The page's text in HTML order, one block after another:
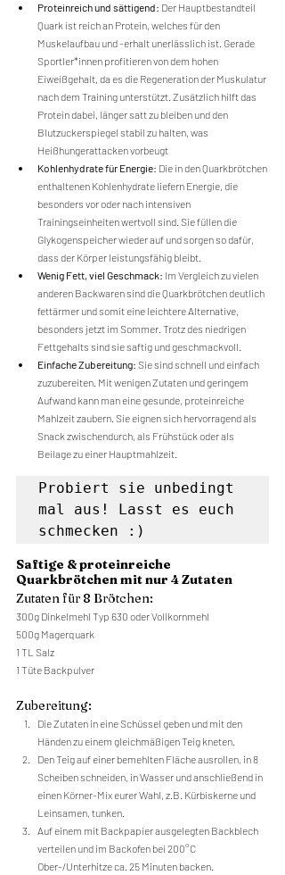
Proteinreich und sättigend: Der Hauptbestandteil
Quark ist reich an Protein, welches für den
Muskelaufbau und -erhalt unerlässlich ist. Gerade
Sportler*innen profitieren von dem hohen
Eiweißgehalt, da es die Regeneration der Muskulatur
nach dem Training unterstützt. Zusätzlich hilft das
Protein dabei, länger satt zu bleiben und den
Blutzuckerspiegel stabil zu halten, was
Heißhungerattacken vorbeugt
Kohlenhydrate für Energie: Die in den Quarkbrötchen
enthaltenen Kohlenhydrate liefern Energie, die
besonders vor oder nach intensiven
Trainingseinheiten wertvoll sind. Sie füllen die
Glykogenspeicher wieder auf und sorgen so dafür,
dass der Körper leistungsfähig bleibt.
Wenig Fett, viel Geschmack: Im Vergleich zu vielen
anderen Backwaren sind die Quarkbrötchen deutlich
fettärmer und somit eine leichtere Alternative,
besonders jetzt im Sommer. Trotz des niedrigen
Fettgehalts sind sie saftig und geschmackvoll.
Einfache Zubereitung: Sie sind schnell und einfach
zuzubereiten. Mit wenigen Zutaten und geringem
Aufwand kann man eine gesunde, proteinreiche
Mahlzeit zaubern. Sie eignen sich hervorragend als
Snack zwischendurch, als Frühstück oder als
Beilage zu einer Hauptmahlzeit.
Probiert sie unbedingt
mal aus! Lasst es euch
schmecken :)
Saftige & proteinreiche
Quarkbrötchen mit nur 4 Zutaten
Zutaten für 8 Brötchen:
300g Dinkelmehl Typ 630 oder Vollkornmehl
500g Magerquark
1 TL Salz
1 Tüte Backpulver
Zubereitung:
Die Zutaten in eine Schüssel geben und mit den
Händen zu einem gleichmäßigen Teig kneten.
Den Teig auf einer bemehlten Fläche ausrollen, in 8
Scheiben schneiden, in Wasser und anschließend in
einen Körner-Mix eurer Wahl, z.B. Kürbiskerne und
Leinsamen, tunken.
Auf einem mit Backpapier ausgelegten Backblech
verteilen und im Backofen bei 200°C
Ober-/Unterhitze ca. 25 Minuten backen.